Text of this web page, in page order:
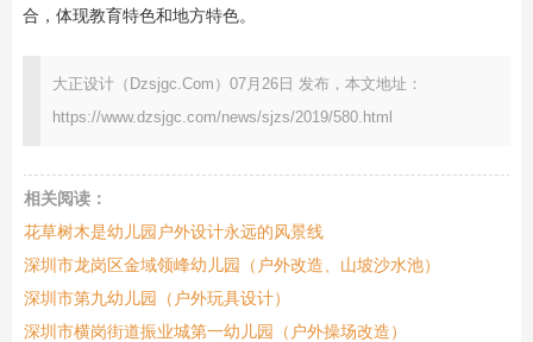
合，体现教育特色和地方特色。
大正设计（Dzsjgc.Com）07月26日 发布，本文地址：
https://www.dzsjgc.com/news/sjzs/2019/580.html
相关阅读：
花草树木是幼儿园户外设计永远的风景线
深圳市龙岗区金域领峰幼儿园（户外改造、山坡沙水池）
深圳市第九幼儿园（户外玩具设计）
深圳市横岗街道振业城第一幼儿园（户外操场改造）